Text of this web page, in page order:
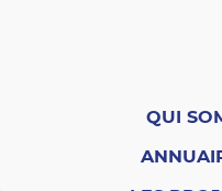
QUI